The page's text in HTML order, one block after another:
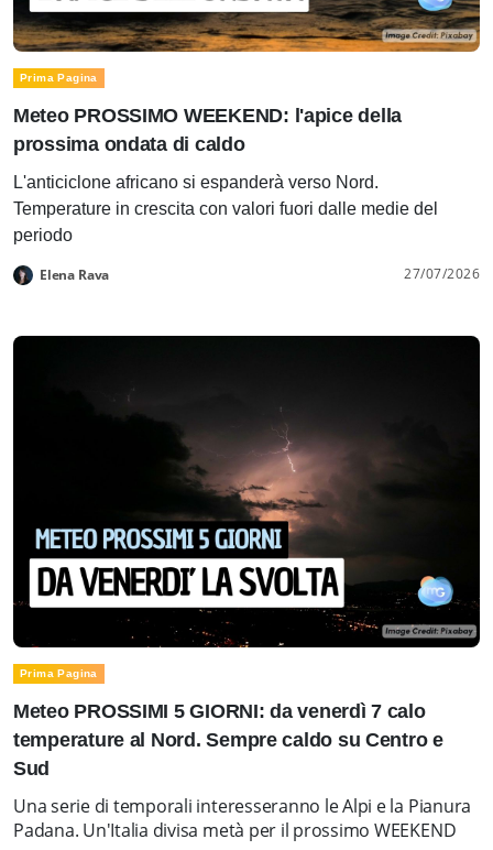
Prima Pagina
Meteo PROSSIMO WEEKEND: l'apice della
prossima ondata di caldo
L'anticiclone africano si espanderà verso Nord.
Temperature in crescita con valori fuori dalle medie del
periodo
Elena Rava 27/07/2026
Prima Pagina
Meteo PROSSIMI 5 GIORNI: da venerdì 7 calo
temperature al Nord. Sempre caldo su Centro e
Sud
Una serie di temporali interesseranno le Alpi e la Pianura
Padana. Un'Italia divisa metà per il prossimo WEEKEND